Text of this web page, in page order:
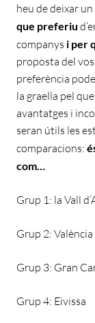
heu de deixar
que preferiu
companys i per
proposta del
preferència
la graella pel
avantatges i
seran útils les
comparacions:
com…
Grup 1: la Vall
Grup 2: València
Grup 3: Gran
Grup 4: Eivissa